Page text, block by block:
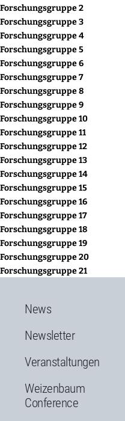
Forschungsgruppe 2
Forschungsgruppe 3
Forschungsgruppe 4
Forschungsgruppe 5
Forschungsgruppe 6
Forschungsgruppe 7
Forschungsgruppe 8
Forschungsgruppe 9
Forschungsgruppe 10
Forschungsgruppe 11
Forschungsgruppe 12
Forschungsgruppe 13
Forschungsgruppe 14
Forschungsgruppe 15
Forschungsgruppe 16
Forschungsgruppe 17
Forschungsgruppe 18
Forschungsgruppe 19
Forschungsgruppe 20
Forschungsgruppe 21
News
Newsletter
Veranstaltungen
Weizenbaum
Conference